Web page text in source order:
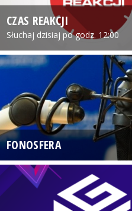
CZAS REAKCJI
Słuchaj dzisiaj po godz. 12:00
FONOSFERA